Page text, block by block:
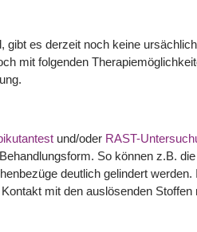
es derzeit noch keine
mit folgenden
und/oder RAST-
So können z.B.
deutlich gelindert
mit den auslösenden